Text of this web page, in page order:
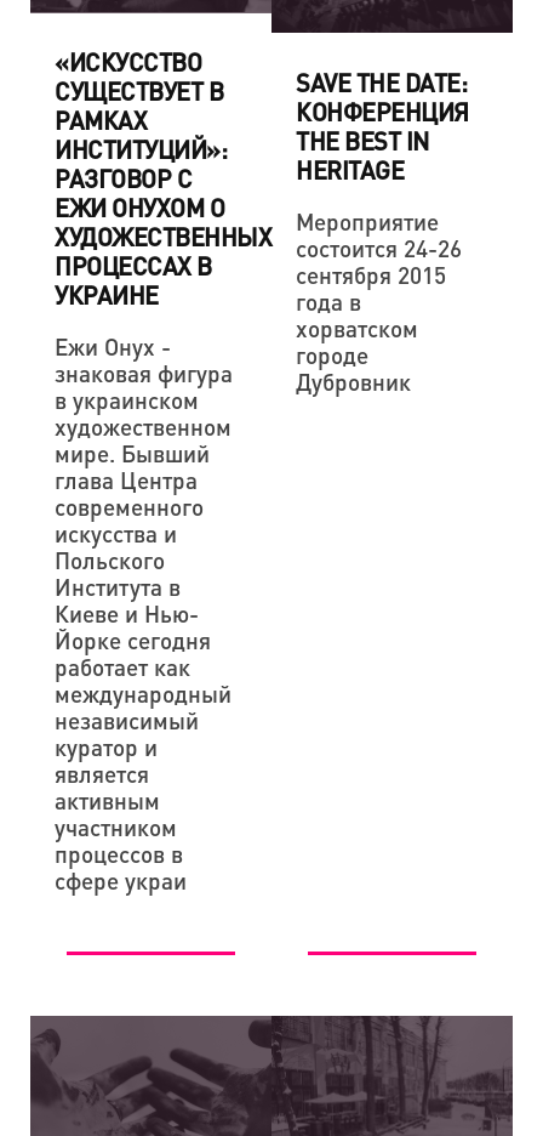
«ИСКУССТВО
СУЩЕСТВУЕТ В
РАМКАХ
ИНСТИТУЦИЙ»:
РАЗГОВОР С
ЕЖИ ОНУХОМ О
ХУДОЖЕСТВЕННЫХ
ПРОЦЕССАХ В
УКРАИНЕ
Ежи Онух -
знаковая фигура
в украинском
художественном
мире. Бывший
глава Центра
современного
искусства и
Польского
Института в
Киеве и Нью-
Йорке сегодня
работает как
международный
независимый
куратор и
является
активным
участником
процессов в
сфере украи
SAVE THE DATE:
КОНФЕРЕНЦИЯ
THE BEST IN
HERITAGE
Мероприятие
состоится 24-26
сентября 2015
года в
хорватском
городе
Дубровник